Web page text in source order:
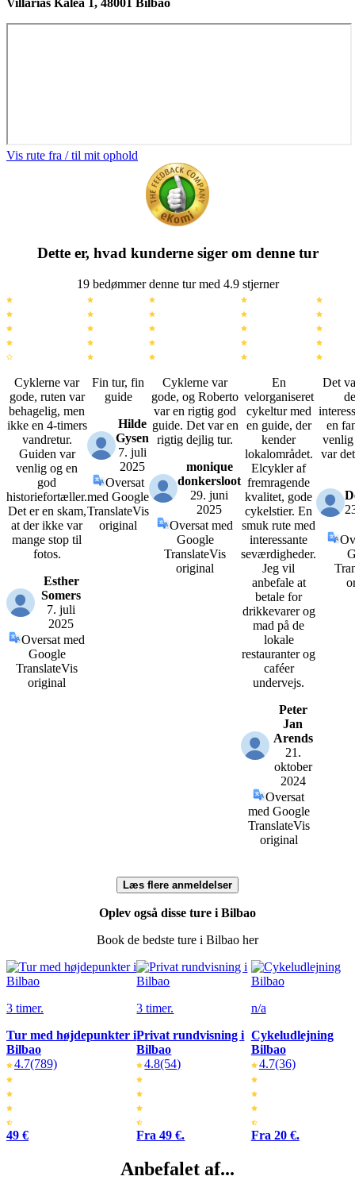
Villarias Kalea 1, 48001 Bilbao
Vis rute fra / til mit ophold
Dette er, hvad kunderne siger om denne tur
19 bedømmer denne tur med 4.9 stjerner
Cyklerne var
gode, ruten var
behagelig, men
ikke en 4-timers
vandretur.
Guiden var
venlig og en
god
historiefortæller.
Det er en skam,
at der ikke var
mange stop til
fotos.
Esther
Somers
7. juli
2025
Oversat med
Google
TranslateVis
original
Fin tur, fin
guide
Hilde
Gysen
7. juli
2025
Oversat
med Google
TranslateVis
original
Cyklerne var
gode, og Roberto
var en rigtig god
guide. Det var en
rigtig dejlig tur.
monique
donkersloot
29. juni
2025
Oversat med
Google
TranslateVis
original
En
velorganiseret
cykeltur med
en guide, der
kender
lokalområdet.
Elcykler af
fremragende
kvalitet, gode
cykelstier. En
smuk rute med
interessante
seværdigheder.
Jeg vil
anbefale at
betale for
drikkevarer og
mad på de
lokale
restauranter og
caféer
undervejs.
Peter
Jan
Arends
21.
oktober
2024
Oversat
med Google
TranslateVis
original
Det
en
var
Læs flere anmeldelser
Oplev også disse ture i Bilbao
Book de bedste ture i Bilbao her
3 timer.
Tur med højdepunkter i
Bilbao
4.7(789)
49 €
3 timer.
Privat rundvisning i
Bilbao
4.8(54)
Fra 49 €.
n/a
Cykeludlejning
Bilbao
4.7(36)
Fra 20 €.
Anbefalet af...